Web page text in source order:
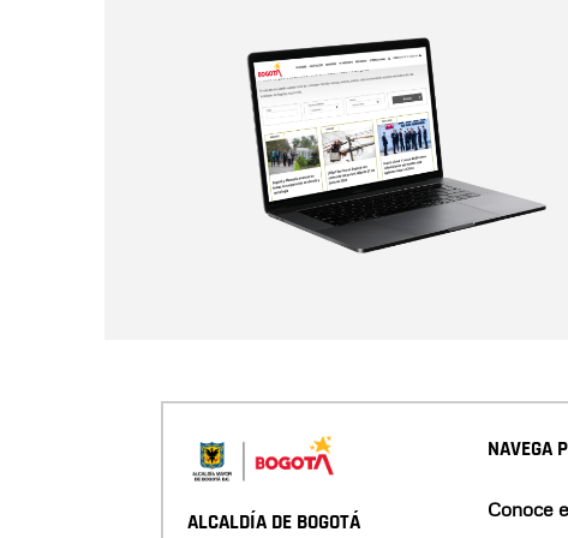
ALCALDÍA DE BOGOTÁ
NAVEGA
Conoce